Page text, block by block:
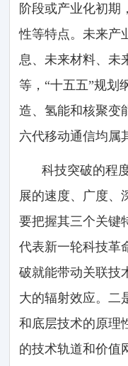
阶段或产业化初期
性等特点。未来产
息、未来材料、未
等，“十五五”规划
造、氢能和核聚变
六代移动通信均属
科技突破的程
展的速度、广度、
要把握其三个关键
代表新一轮科技革
破就能带动关联技
大的辐射效应。二
和底层技术的原理
的技术轨道和价值